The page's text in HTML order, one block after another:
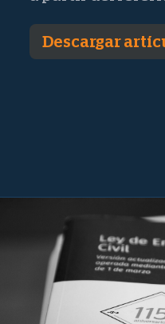
Descargar